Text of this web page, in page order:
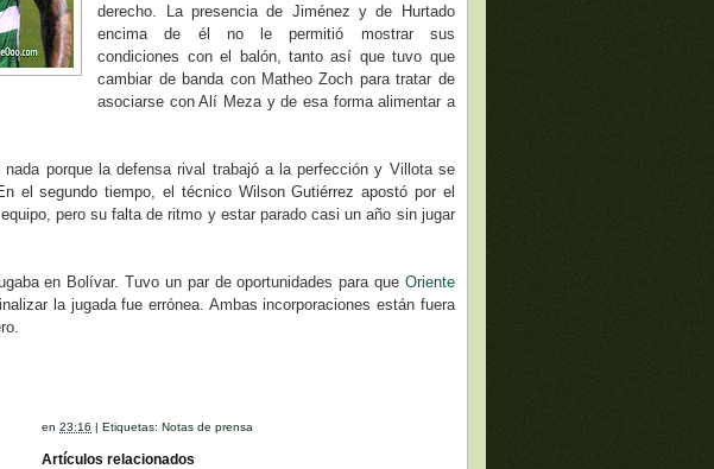
derecho. La presencia de Jiménez y de Hurtado
encima de él no le permitió mostrar sus
condiciones con el balón, tanto así que tuvo que
cambiar de banda con Matheo Zoch para tratar de
asociarse con Alí Meza y de esa forma alimentar a
nada porque la defensa rival trabajó a la perfección y Villota se
el segundo tiempo, el técnico Wilson Gutiérrez apostó por el
pero su falta de ritmo y estar parado casi un año sin jugar
en Bolívar. Tuvo un par de oportunidades para que Oriente
la jugada fue errónea. Ambas incorporaciones están fuera
en23:16 |Etiquetas:Notas de prensa
Artículos relacionados